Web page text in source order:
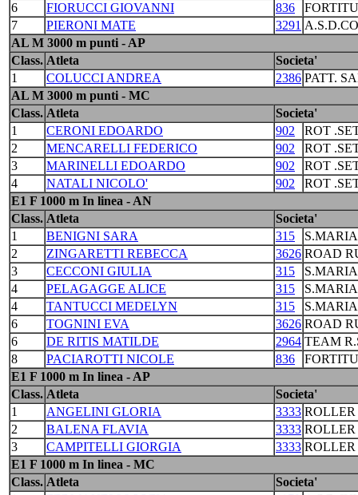
6
FIORUCCI GIOVANNI 836
7
PIERONI MATE 3291
AL M 3000 m punti - AP
Class. Atleta
Societa'
1
COLUCCI ANDREA 2386 PATT.
AL M 3000 m punti - MC
Class. Atleta
Societa'
1
CERONI EDOARDO 902
ROT
2
MENCARELLI FEDERICO 902
ROT
3
MARINELLI EDOARDO 902
ROT
4
NATALI NICOLO' 902
ROT
E1 F 1000 m In linea - AN
Class. Atleta
Societa'
1
BENIGNI SARA 315
2
ZINGARETTI REBECCA 3626 ROAD
3
CECCONI GIULIA 315
4
PELAGAGGE ALICE 315
4
TANTUCCI MEDELYN 315
6
TOGNINI EVA 3626 ROAD
6
DE RITIS MATILDE 2964 TEAM
8
PACIAROTTI NICOLE 836
E1 F 1000 m In linea - AP
Class. Atleta
Societa'
1
ANGELINI GLORIA 3333 ROLLER
2
BALENA FLAVIA 3333 ROLLER
3
CAMPITELLI GIORGIA 3333 ROLLER
E1 F 1000 m In linea - MC
Class. Atleta
Societa'